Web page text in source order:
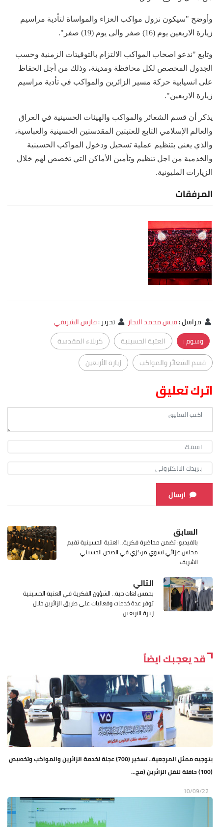
وأوضح "سيكون نزول مواكب العزاء والمواساة لتأدية مراسيم
زيارة الاربعين يوم (16) صفر والى يوم (19) صفر".
وتابع "ندعو اصحاب المواكب الالتزام بالتوقيتات الزمنية وحسب
الجدول المخصص لكل محافظة ومدينة، وذلك من أجل الحفاظ
على انسيابية حركة مسير الزائرين والمواكب في تأدية مراسيم
زيارة الاربعين".
يذكر أن قسم الشعائر والمواكب والهيئات الحسينية في العراق
والعالم الإسلامي التابع للعتبتين المقدستين الحسينية والعباسية،
والذي يعنى بتنظيم عملية تسجيل ودخول المواكب الحسينية
والخدمية من اجل تنظيم وتأمين الأماكن التي تخصص لهم خلال
الزيارات المليونية.
المرفقات
مراسل:قيس محمد النجار تحرير:فارس الشريفي
وسوم :
العتبة الحسينية
كربلاء المقدسة
قسم الشعائر والمواكب
زيارة الأربعين
اترك تعليق
ارسال
السابق
بالفيديو: تضمن محاضرة فكرية.. العتبة الحسينية تقيم
مجلس عزائي نسوي مركزي في الصحن الحسيني
الشريف
التالي
بخمس لغات حية.. الشؤون الفكرية في العتبة الحسينية
توفر عدة خدمات وفعاليات على طريق الزائرين خلال
زيارة الاربعين
قد يعجبك ايضاً
بتوجيه ممثل المرجعية.. تسخير (700) عجلة لخدمة الزائرين والمواكب وتخصيص
(100) حافلة لنقل الزائرين (مج...
10/09/22